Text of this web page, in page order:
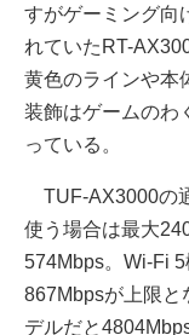
すがゲーミング向
れていたRT-
黄色のラインや本
装飾はゲームのわ
っている。
TUF-AX3000の
使う場合は最大
574Mbps。Wi-Fi
867Mbpsが上限と
デルだと